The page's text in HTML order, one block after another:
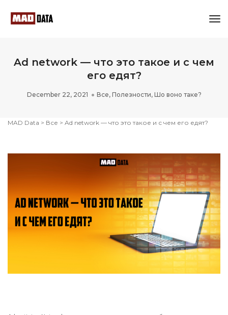
Ad network — что это такое и с чем
его едят?
December 22, 2021 Все, Полезности, Шо воно таке?
MAD Data > Все > Ad network — что это такое и с чем его едят?